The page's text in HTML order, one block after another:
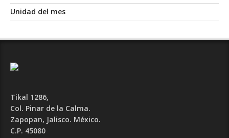
Unidad del mes
Tikal 1286,
Col. Pinar de la Calma.​
Zapopan, Jalisco. México.
C.P. 45080​